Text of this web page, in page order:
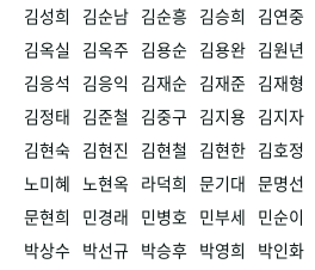
김성희
김순남 김순흥 김승희 김연중
김옥실
김옥주 김용순 김용완 김원년
김응석
김응익 김재순 김재준 김재형
김정태 김준철 김중구 김지용 김지자
김현숙 김현진 김현철 김현한 김호정
노미혜 노현옥 라덕희 문기대 문명선
문현희
민경래 민병호 민부세 민순이
박상수 박선규 박승후 박영희 박인화